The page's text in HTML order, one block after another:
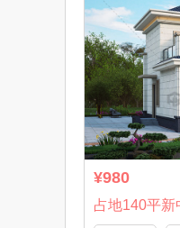
¥980
占地140平新